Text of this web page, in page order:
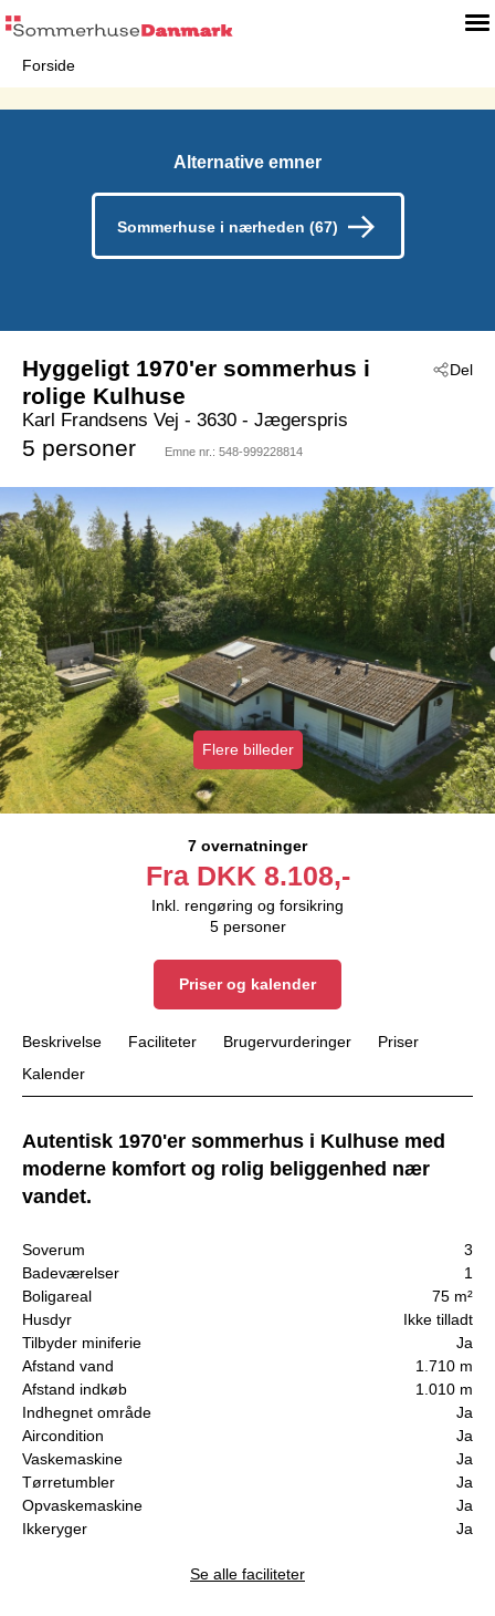
Forside
Alternative emner
Sommerhuse i nærheden (67)
Del
Hyggeligt 1970'er sommerhus i
rolige Kulhuse
Karl Frandsens Vej - 3630 - Jægerspris
5 personer Emne nr.: 548-999228814
Flere billeder
7 overnatninger
Fra DKK 8.108,-
Inkl. rengøring og forsikring
5 personer
Priser og kalender
Beskrivelse Faciliteter Brugervurderinger
Priser
Kalender
Autentisk 1970'er sommerhus i Kulhuse med
moderne komfort og rolig beliggenhed nær
vandet.
Soverum
3
Badeværelser
1
Boligareal
75 m²
Husdyr
Ikke tilladt
Tilbyder miniferie
Ja
Afstand vand
1.710 m
Afstand indkøb
1.010 m
Indhegnet område
Ja
Aircondition
Ja
Vaskemaskine
Ja
Tørretumbler
Ja
Opvaskemaskine
Ja
Ikkeryger
Ja
Se alle faciliteter